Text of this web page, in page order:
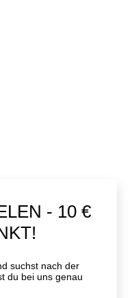
- 10 €
suchst nach der
du bei uns genau